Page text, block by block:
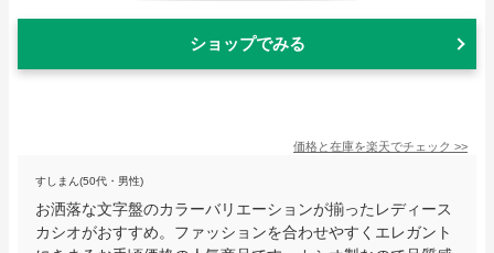
ショップでみる
価格と在庫を楽天でチェック >>
すしまん(50代・男性)
お洒落な文字盤のカラーバリエーションが揃ったレディース
カシオがおすすめ。ファッションを合わせやすくエレガント